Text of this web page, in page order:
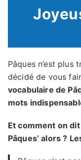
Pâques n’est plus
décidé de vous
vocabulaire de
mots
Et comment on dit
Pâques’ alors ?